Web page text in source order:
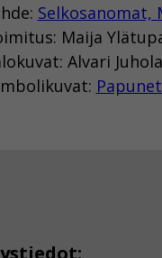
Selkosanomat,
Maija
Alvari Juhola